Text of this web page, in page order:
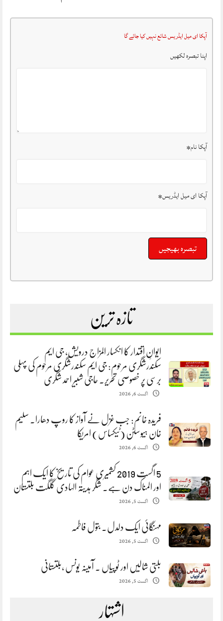
آپکا ای میل ایڈریس شائع نہیں کیا جائے گا
اپنا تبصرہ لکھیں
آپکا نام*
آپکا ای میل ایڈریس*
تازہ ترین
ایوانِ اقتدار کا انکسار المزاج درویش، جی ایم
سکندرشگری مرحوم: جی ایم سکندرشگری مرحوم کی پہلی
برسی پر خصوصی تحریر. حاجی شبیر احمد شگری
اگست 6, 2026
فریدہ خانم: جب غزل نے آواز کا روپ دھارا. سلیم
خان ہیوسٹن (ٹیکساس) امریکا
اگست 6, 2026
5 اگست 2019 کشمیری عوام کی تاریخ کا ایک اہم
اور المناک دن ہے. شگر ہدیتہ الہادی گلگت بلتستان
اگست 5, 2026
مہنگائی ایک دلدل. بتول فاطمہ
اگست 5, 2026
بلتی شالیں اور ٹوپیاں . آمینہ یونس ،بلتستانی
اگست 5, 2026
اشتہار